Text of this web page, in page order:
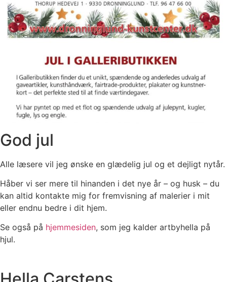
God jul
Alle læsere vil jeg ønske en glædelig jul og et dejligt nytår.
Håber vi ser mere til hinanden i det nye år – og husk – du
kan altid kontakte mig for fremvisning af malerier i mit
eller endnu bedre i dit hjem.
Se også på hjemmesiden, som jeg kalder artbyhella på
hjul.